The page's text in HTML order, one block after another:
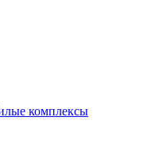
комплексы